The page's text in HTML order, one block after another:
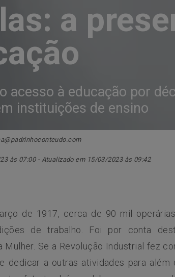
a
acesso à educação por
instituições de ensino
às 07:00 - Atualizado em 15/03/2023 às 09:42
de 1917, cerca de 90 mil
de trabalho. Foi por conta
Mulher. Se a Revolução Industrial fez
dedicar a outras atividades para